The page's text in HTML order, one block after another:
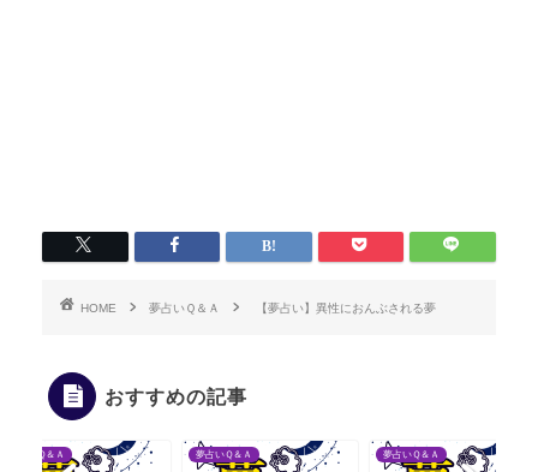
HOME 夢占いＱ＆Ａ 【夢占い】異性におんぶされる夢
おすすめの記事
いＱ＆Ａ 夢占いＱ＆Ａ 夢占いＱ＆Ａ